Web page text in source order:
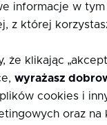
informacje w
z której
że klikając
wyrażasz
cookies i
oraz na